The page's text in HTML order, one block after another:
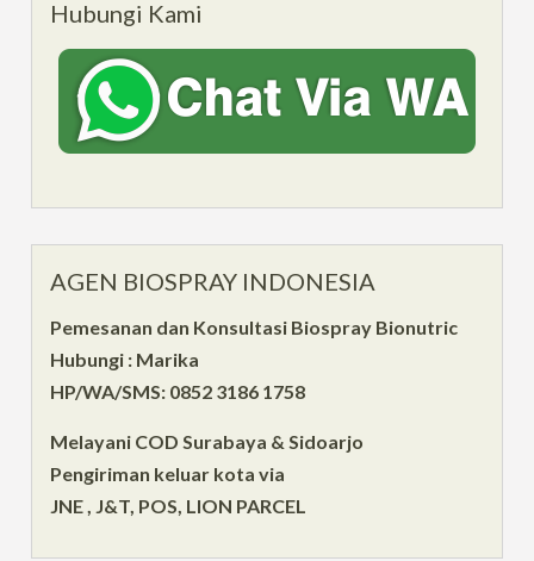
Hubungi Kami
AGEN BIOSPRAY INDONESIA
Pemesanan dan Konsultasi Biospray Bionutric
Hubungi : Marika
HP/WA/SMS: 0852 3186 1758
Melayani COD Surabaya & Sidoarjo
Pengiriman keluar kota via
JNE , J&T, POS, LION PARCEL